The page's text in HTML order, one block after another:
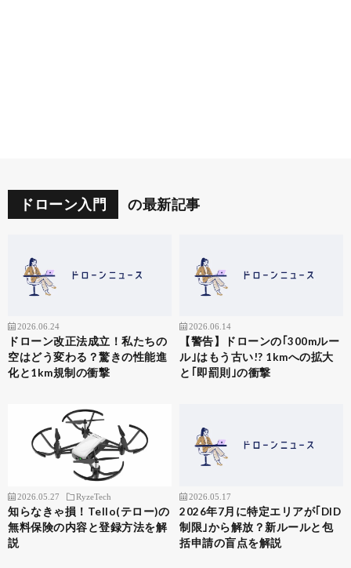
ドローン入門 の最新記事
2026.06.24
ドローン改正法成立！私たちの
空はどう変わる？驚きの性能進
化と1km規制の衝撃
2026.06.14
【警告】ドローンの｢300mルー
ル｣はもう古い!? 1kmへの拡大
と｢即罰則｣の衝撃
2026.05.27 RyzeTech
知らなきゃ損！Tello(テロー)の
無料保険の内容と登録方法を解
説
2026.05.17
2026年7月に特定エリアが｢DID
制限｣から解放？新ルールと包
括申請の盲点を解説